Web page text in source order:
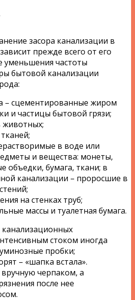
засора канализации в
прежде всего от его
уменьшения частоты
бытовой канализации
– сцементированные жиром
и частицы бытовой грязи;
животных;
в воде или
и вещества: монеты,
объедки, бумага, ткани; в
канализации – проросшие в
на стенках труб;
массы и туалетная бумага.
канализационных
стоком иногда
пробки;
– «шапка встала».
черпаком, а
после нее